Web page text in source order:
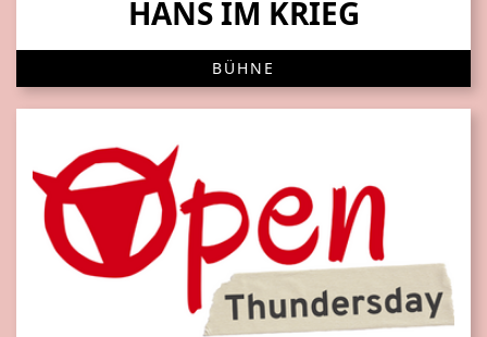
HANS IM KRIEG
BÜHNE